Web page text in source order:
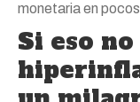
monetaria en
Si eso